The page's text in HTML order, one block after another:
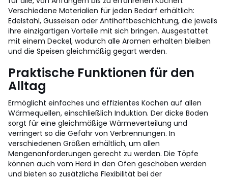
Verschiedene Materialien für jeden Bedarf erhältlich:
Edelstahl, Gusseisen oder Antihaftbeschichtung, die jeweils
ihre einzigartigen Vorteile mit sich bringen. Ausgestattet
mit einem Deckel, wodurch alle Aromen erhalten bleiben
und die Speisen gleichmäßig gegart werden.
Praktische Funktionen für den
Alltag
Ermöglicht einfaches und effizientes Kochen auf allen
Wärmequellen, einschließlich Induktion. Der dicke Boden
sorgt für eine gleichmäßige Wärmeverteilung und
verringert so die Gefahr von Verbrennungen. In
verschiedenen Größen erhältlich, um allen
Mengenanforderungen gerecht zu werden. Die Töpfe
können auch vom Herd in den Ofen geschoben werden
und bieten so zusätzliche Flexibilität bei der